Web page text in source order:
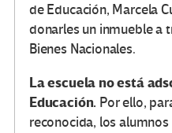
de Educación, Marcela
donarles un inmueble a
Bienes Nacionales.
La escuela no está
Educación. Por ello,
reconocida, los